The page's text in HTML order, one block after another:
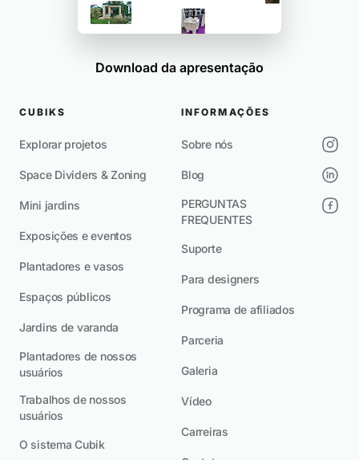
Download da apresentação
CUBIKS
Explorar projetos
Space Dividers & Zoning
Mini jardins
Exposições e eventos
Plantadores e vasos
Espaços públicos
Jardins de varanda
Plantadores de nossos
usuários
Trabalhos de nossos
usuários
O sistema Cubik
INFORMAÇÕES
Sobre nós
Blog
PERGUNTAS
FREQUENTES
Suporte
Para designers
Programa de afiliados
Parceria
Galeria
Vídeo
Carreiras